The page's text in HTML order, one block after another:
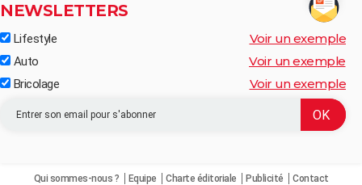
NEWSLETTERS
Lifestyle Voir un exemple
Auto Voir un exemple
Bricolage Voir un exemple
Qui sommes-nous ? Equipe Charte éditoriale Publicité
Contact